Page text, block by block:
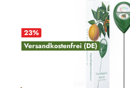
23%
Versandkostenfrei (DE)